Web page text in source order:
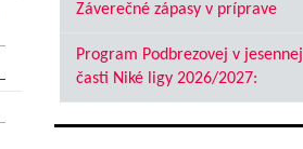
Záverečné zápasy v príprave
Program Podbrezovej v jesennej
časti Niké ligy 2026/2027: